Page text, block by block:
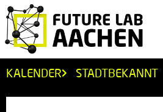
KALENDER STADTBEKANNT